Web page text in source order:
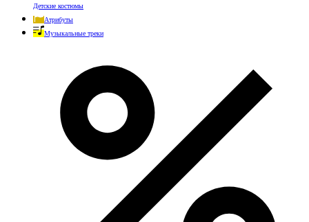
Детские костюмы
Атрибуты
Музыкальные треки